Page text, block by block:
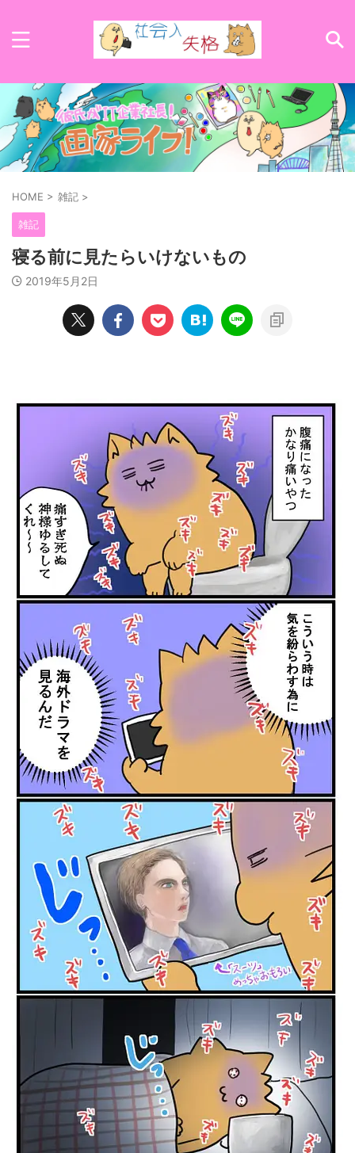
HOME > 雑記 >
雑記
寝る前に見たらいけないもの
2019年5月2日